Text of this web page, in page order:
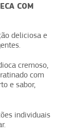
COM
deliciosa e
cremoso,
com
e sabor,
individuais